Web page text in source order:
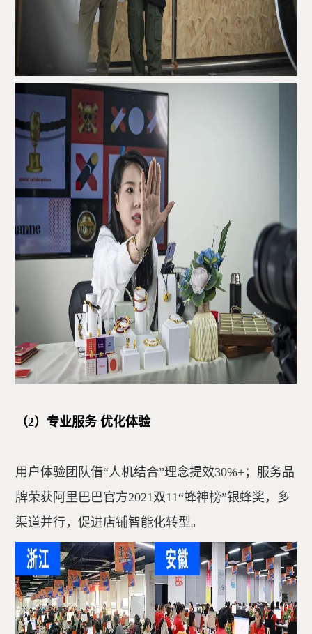
（2）专业服务 优化体验
用户体验团队借“人机结合”理念提效30%+；服务品
牌荣获阿里巴巴官方2021双11“蜂神榜”银蜂奖，多
渠道并行，促进店铺智能化转型。